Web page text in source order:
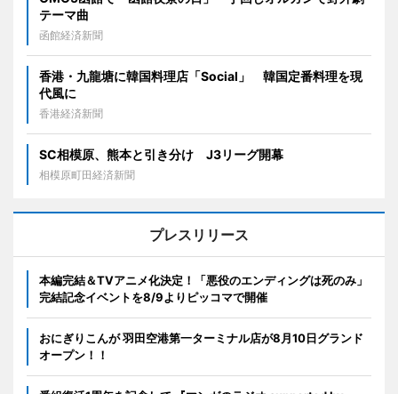
テーマ曲
函館経済新聞
香港・九龍塘に韓国料理店「Social」 韓国定番料理を現
代風に
香港経済新聞
SC相模原、熊本と引き分け J3リーグ開幕
相模原町田経済新聞
プレスリリース
本編完結＆TVアニメ化決定！「悪役のエンディングは死のみ」
完結記念イベントを8/9よりピッコマで開催
おにぎりこんが 羽田空港第一ターミナル店が8月10日グランド
オープン！！